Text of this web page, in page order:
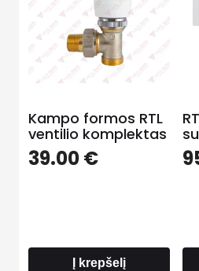
Kampo formos RTL
ventilio komplektas
39.00€
Į krepšelį